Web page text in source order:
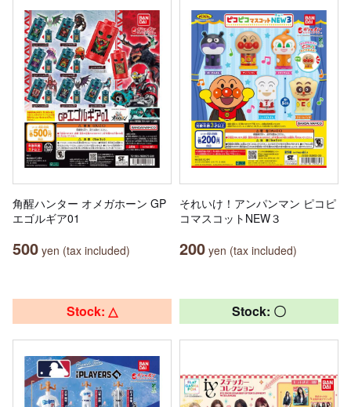
角醒ハンター オメガホーン GP
エゴルギア01
500 yen (tax included)
それいけ！アンパンマン ピコピ
コマスコットNEW３
200 yen (tax included)
Stock: △ Stock: 〇